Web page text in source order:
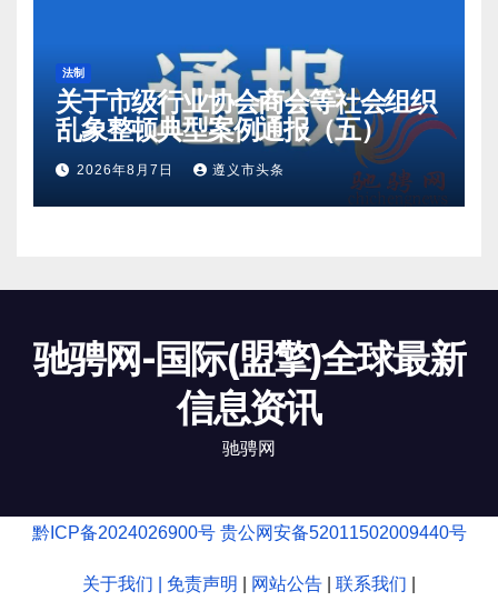
法制
关于市级行业协会商会等社会组织
乱象整顿典型案例通报（五）
2026年8月7日 遵义市头条
驰骋网-国际(盟擎)全球最新
信息资讯
驰骋网
黔ICP备2024026900号 贵公网安备52011502009440号
关于我们 | 免责声明 网站公告 联系我们